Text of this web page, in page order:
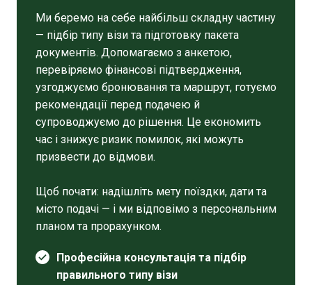
Ми беремо на себе найбільш складну частину
— підбір типу візи та підготовку пакета
документів. Допомагаємо з анкетою,
перевіряємо фінансові підтвердження,
узгоджуємо бронювання та маршрут, готуємо
рекомендації перед подачею й
супроводжуємо до рішення. Це економить
час і знижує ризик помилок, які можуть
призвести до відмови.
Щоб почати: надішліть мету поїздки, дати та
місто подачі — і ми відповімо з персональним
планом та прорахунком.
Професійна консультація та підбір
правильного типу візи